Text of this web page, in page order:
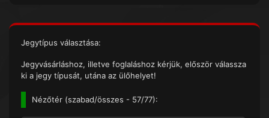
Jegytípus választása:
Jegyvásárláshoz, illetve foglaláshoz kérjük, először válassza
ki a jegy típusát, utána az ülőhelyet!
Nézőtér (szabad/összes - 57/77):